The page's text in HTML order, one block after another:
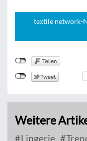
textile network-
Weitere
Lingerie